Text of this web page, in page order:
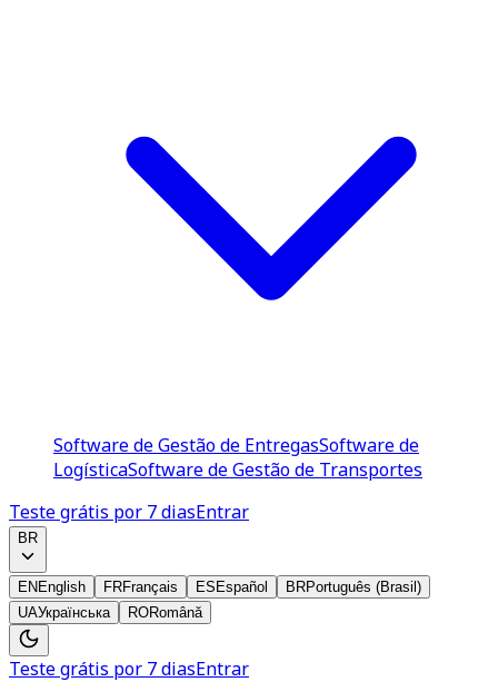
Software de Gestão de EntregasSoftware de
LogísticaSoftware de Gestão de Transportes
Teste grátis por 7 diasEntrar
BR
EN English FRFrançais ES Español BRPortuguês (Brasil)
UAУкраїнська RORomână
Teste grátis por 7 diasEntrar